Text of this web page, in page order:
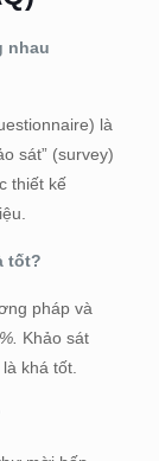
nhau
là
sát” (survey)
thiết kế
tốt?
pháp và
Khảo sát
khá tốt.